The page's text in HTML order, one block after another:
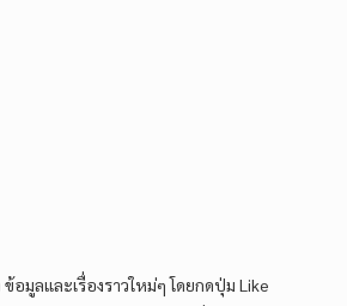
อมูลและเรื่องราวใหม่ๆ โดยกดปุ่ม Like